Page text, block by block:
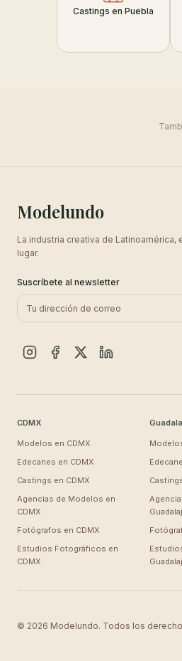
Castings en Puebla
Modelundo
La industria creativa de Latinoamérica,
lugar.
Suscríbete al newsletter
CDMX
Modelos en CDMX
Edecanes en CDMX
Castings en CDMX
Agencias de Modelos en
CDMX
Fotógrafos en CDMX
Estudios Fotográficos en
CDMX
© 2026 Modelundo. Todos los